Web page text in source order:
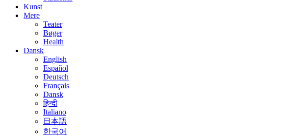
Kunst
Mere
Teater
Bøger
Health
Dansk
English
Español
Deutsch
Français
Dansk
हिन्दी
Italiano
日本語
한국어